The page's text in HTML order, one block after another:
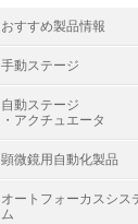
おすすめ製品情報
手動ステージ
自動ステージ
・アクチュエータ
顕微鏡用自動化製品
オートフォーカスシス
ム